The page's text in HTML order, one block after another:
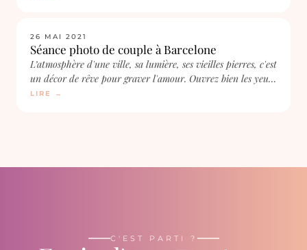
SHOOTINGS
26 MAI 2021
Séance photo de couple à Barcelone
L’atmosphère d'une ville, sa lumière, ses vieilles pierres, c'est
un décor de rêve pour graver l'amour. Ouvrez bien les yeux
et suivez-nous !
LIRE →
C'EST PARTI ?